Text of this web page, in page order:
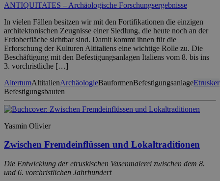
ANTIQUITATES – Archäologische Forschungsergebnisse
In vielen Fällen besitzen wir mit den Fortifikationen die einzigen
architektonischen Zeugnisse einer Siedlung, die heute noch an der
Erdoberfläche sichtbar sind. Damit kommt ihnen für die
Erforschung der Kulturen Altitaliens eine wichtige Rolle zu. Die
Beschäftigung mit den Befestigungsanlagen Italiens vom 8. bis ins
3. vorchristliche […]
AltertumAltitalienArchäologieBauformenBefestigungsanlageEtrusker
Befestigungsbauten
Yasmin Olivier
Zwischen Fremdeinflüssen und Lokaltraditionen
Die Entwicklung der etruskischen Vasenmalerei zwischen dem 8.
und 6. vorchristlichen Jahrhundert